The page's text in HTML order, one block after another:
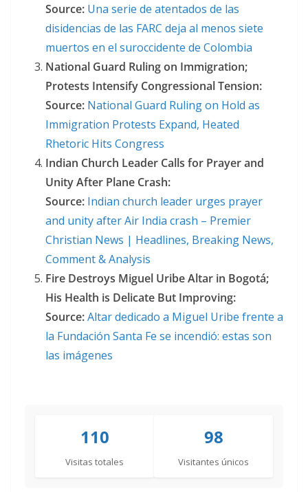
Source: Una serie de atentados de las
disidencias de las FARC deja al menos siete
muertos en el suroccidente de Colombia
National Guard Ruling on Immigration;
Protests Intensify Congressional Tension:
Source: National Guard Ruling on Hold as
Immigration Protests Expand, Heated
Rhetoric Hits Congress
Indian Church Leader Calls for Prayer and
Unity After Plane Crash:
Source: Indian church leader urges prayer
and unity after Air India crash – Premier
Christian News | Headlines, Breaking News,
Comment & Analysis
Fire Destroys Miguel Uribe Altar in Bogotá;
His Health is Delicate But Improving:
Source:Altar dedicado a Miguel Uribe frente a
la Fundación Santa Fe se incendió: estas son
las imágenes
110
Visitas totales
98
Visitantes únicos